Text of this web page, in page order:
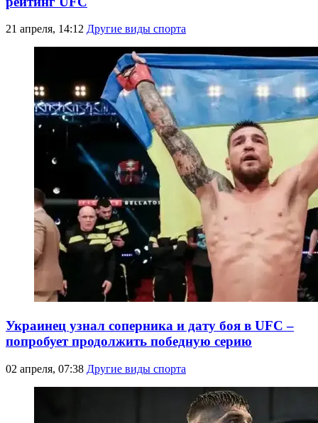
21 апреля, 14:12 Другие виды спорта
Украинец узнал соперника и дату боя в UFC –
попробует продолжить победную серию
02 апреля, 07:38 Другие виды спорта